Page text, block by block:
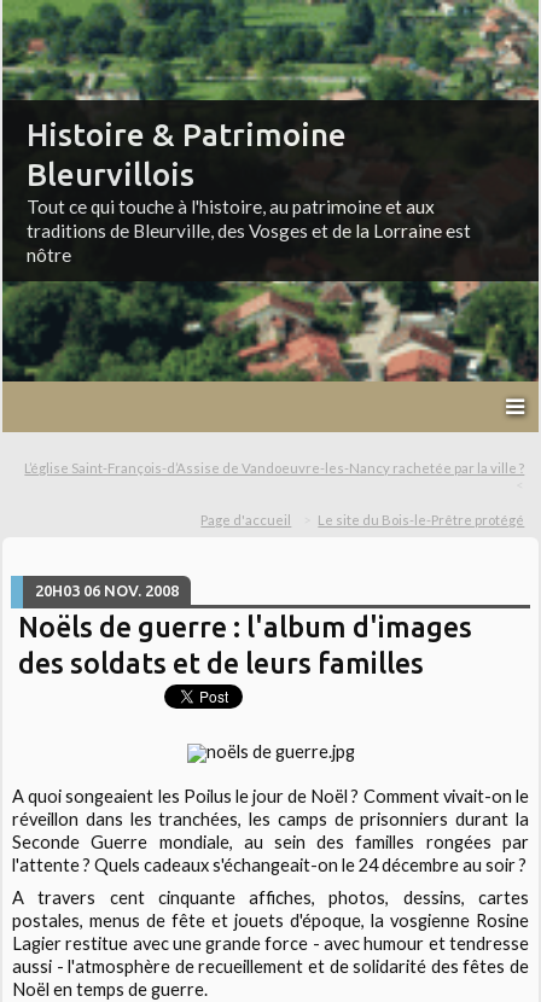
Histoire & Patrimoine
Bleurvillois
Tout ce qui touche à l'histoire, au patrimoine et aux
traditions de Bleurville, des Vosges et de la Lorraine est
nôtre
L’église Saint-François-d’Assise de Vandoeuvre-les-Nancy rachetée par la ville ?
Page d'accueil Le site du Bois-le-Prêtre protégé
20H03 06 NOV. 2008
Noëls de guerre : l'album d'images
des soldats et de leurs familles
A quoi songeaient les Poilus le jour de Noël ? Comment vivait-on le
réveillon dans les tranchées, les camps de prisonniers durant la
Seconde Guerre mondiale, au sein des familles rongées par
l'attente ? Quels cadeaux s'échangeait-on le 24 décembre au soir ?
A travers cent cinquante affiches, photos, dessins, cartes
postales, menus de fête et jouets d'époque, la vosgienne Rosine
Lagier restitue avec une grande force - avec humour et tendresse
aussi - l'atmosphère de recueillement et de solidarité des fêtes de
Noël en temps de guerre.